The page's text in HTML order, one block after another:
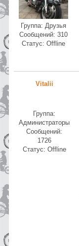
Группа: Друзья
Сообщений: 310
Статус: Offline
Vitalii
Группа:
Администраторы
Сообщений:
1726
Статус: Offline